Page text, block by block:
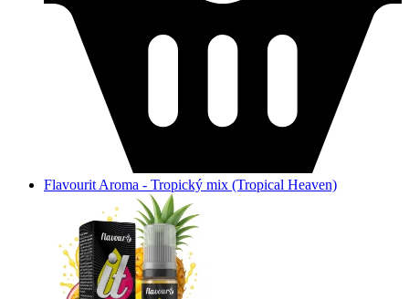
Flavourit Aroma - Tropický mix (Tropical Heaven)